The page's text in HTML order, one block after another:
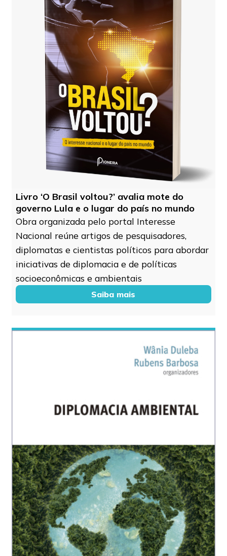
Livro ‘O Brasil voltou?’ avalia mote do
governo Lula e o lugar do país no mundo
Obra organizada pelo portal Interesse
Nacional reúne artigos de pesquisadores,
diplomatas e cientistas políticos para abordar
iniciativas de diplomacia e de políticas
socioeconômicas e ambientais
Saiba mais